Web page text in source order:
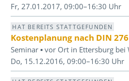
Fr, 27.01.2017, 09:00–16:30 Uhr
HAT BEREITS STATTGEFUNDEN
Kostenplanung nach DIN 276
Seminar ▪ vor Ort in Ettersburg bei
Do, 15.12.2016, 09:00–16:30 Uhr